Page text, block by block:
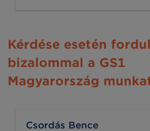
Kérdése esetén
bizalommal a GS1
Magyarország
Csordás Bence